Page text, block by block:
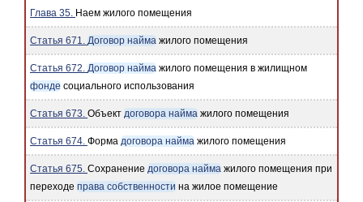
Глава 35. Наем жилого помещения
Статья 671. Договор найма жилого помещения
Статья 672. Договор найма жилого помещения в жилищном
фонде социального использования
Статья 673. Объект договора найма жилого помещения
Статья 674. Форма договора найма жилого помещения
Статья 675. Сохранение договора найма жилого помещения при
переходе права собственности на жилое помещение